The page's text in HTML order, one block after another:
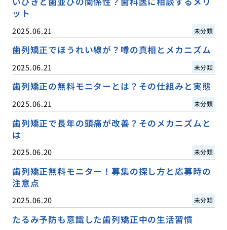
ット
2025.06.21 未分類
歯列矯正でほうれい線が？噂の真相とメカニズム
2025.06.21 未分類
歯列矯正の無料モニターとは？その仕組みと実態
2025.06.21 未分類
歯列矯正で長年の頭痛が改善？そのメカニズムと
は
2025.06.20 未分類
歯列矯正無料モニター！募集の探し方と応募時の
注意点
2025.06.20 未分類
たるみ予防も意識した歯列矯正中の生活習慣